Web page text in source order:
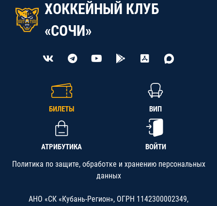
ХОККЕЙНЫЙ КЛУБ
«СОЧИ»
БИЛЕТЫ ВИП
АТРИБУТИКА ВОЙТИ
Политика по защите, обработке и хранению персональных
данных
АНО «СК «Кубань-Регион», ОГРН 1142300002349,